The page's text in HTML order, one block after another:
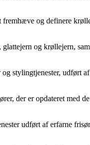
og definere
og krøllejern,
stylingtjenester, udført
der er opdateret med
udført af erfarne